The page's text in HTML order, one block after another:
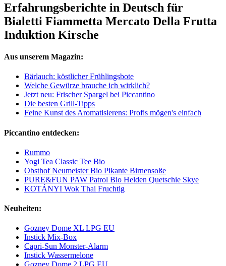
Erfahrungsberichte in Deutsch für
Bialetti Fiammetta Mercato Della Frutta
Induktion Kirsche
Aus unserem Magazin:
Bärlauch: köstlicher Frühlingsbote
Welche Gewürze brauche ich wirklich?
Jetzt neu: Frischer Spargel bei Piccantino
Die besten Grill-Tipps
Feine Kunst des Aromatisierens: Profis mögen's einfach
Piccantino entdecken:
Rummo
Yogi Tea Classic Tee Bio
Obsthof Neumeister Bio Pikante Birnensoße
PURE&FUN PAW Patrol Bio Helden Quetschie Skye
KOTÁNYI Wok Thai Fruchtig
Neuheiten:
Gozney Dome XL LPG EU
Instick Mix-Box
Capri-Sun Monster-Alarm
Instick Wassermelone